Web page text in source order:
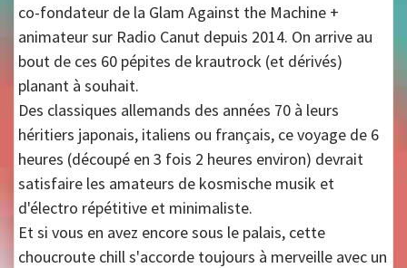
co-fondateur de la Glam Against the Machine +
animateur sur Radio Canut depuis 2014. On arrive au
bout de ces 60 pépites de krautrock (et dérivés)
planant à souhait.
Des classiques allemands des années 70 à leurs
héritiers japonais, italiens ou français, ce voyage de 6
heures (découpé en 3 fois 2 heures environ) devrait
satisfaire les amateurs de kosmische musik et
d'électro répétitive et minimaliste.
Et si vous en avez encore sous le palais, cette
choucroute chill s'accorde toujours à merveille avec un